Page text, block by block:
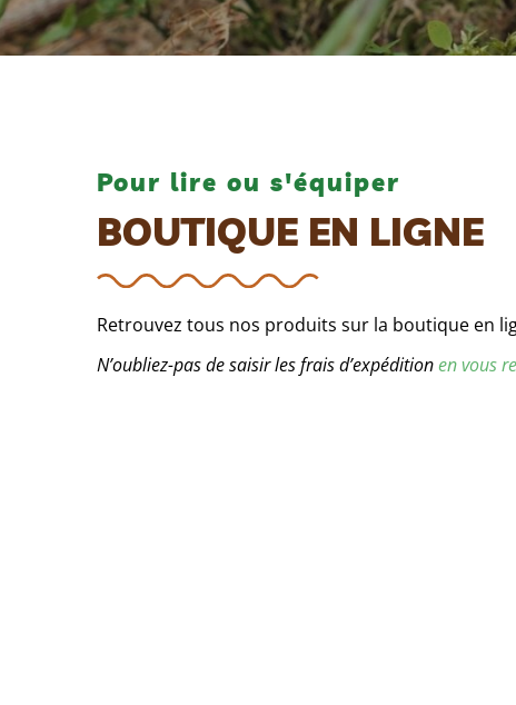
Pour lire ou s'équiper
BOUTIQUE EN LIGNE
Retrouvez tous nos produits sur la boutique en
N’oubliez-pas de saisir les frais d’expéditionen vous